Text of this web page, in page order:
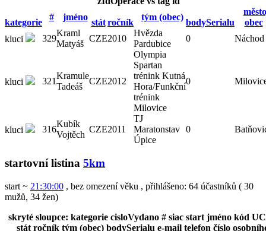
kategorie
# jméno
stát ročník
tým (obec)
bodySerialu
obec
kluci
329
Kraml
Matyáš
CZE2010
Hvězda
Pardubice
0 Náchod
kluci 321
Kramule
Tadeáš
CZE2012
Olympia
Spartan
trénink Kutná
Hora/Funkční
trénink
Milovice
0
kluci 316
Kubík
Vojtěch
CZE2011
TJ
Maratonstav
Úpice
0
startovní listina 5km
start ~ 21:30:00 , bez omezení věku , přihlášeno: 64 účastníků ( 30
mužů, 34 žen)
skryté sloupce: kategorie cisloVydano # siac start jméno kód
stát ročník tým (obec) bodySerialu e-mail telefon číslo